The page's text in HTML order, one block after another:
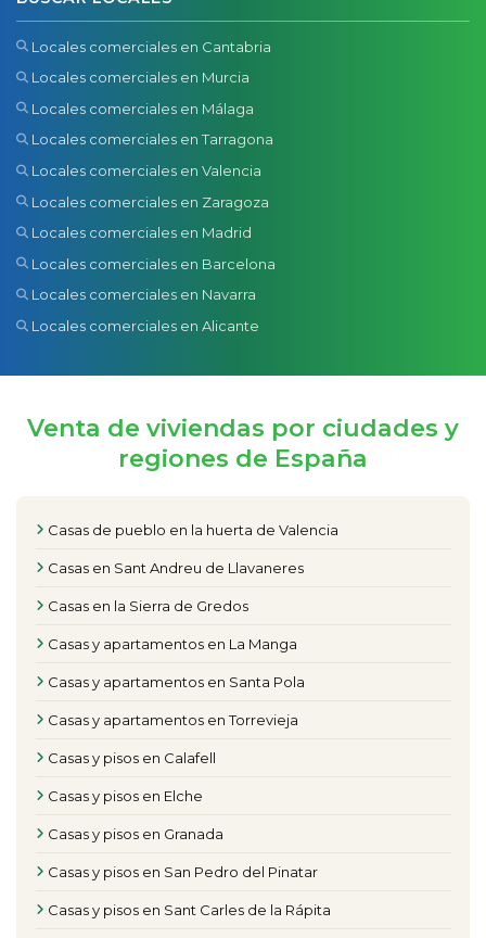
Locales comerciales en Cantabria
Locales comerciales en Murcia
Locales comerciales en Málaga
Locales comerciales en Tarragona
Locales comerciales en Valencia
Locales comerciales en Zaragoza
Locales comerciales en Madrid
Locales comerciales en Barcelona
Locales comerciales en Navarra
Locales comerciales en Alicante
Venta de viviendas por ciudades y
regiones de España
Casas de pueblo en la huerta de Valencia
Casas en Sant Andreu de Llavaneres
Casas en la Sierra de Gredos
Casas y apartamentos en La Manga
Casas y apartamentos en Santa Pola
Casas y apartamentos en Torrevieja
Casas y pisos en Calafell
Casas y pisos en Elche
Casas y pisos en Granada
Casas y pisos en San Pedro del Pinatar
Casas y pisos en Sant Carles de la Rápita